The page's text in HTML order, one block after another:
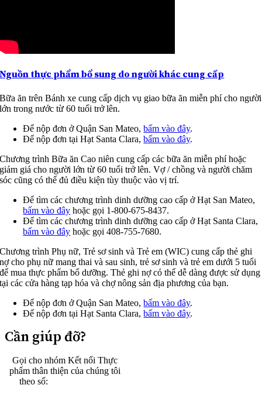
Nguồn thực phẩm bổ sung do người khác cung cấp
Bữa ăn trên Bánh xe cung cấp dịch vụ giao bữa ăn miễn phí cho người
lớn trong nước từ 60 tuổi trở lên.
Để nộp đơn ở Quận San Mateo,bấm vào đây.
Để nộp đơn tại Hạt Santa Clara,bấm vào đây.
Chương trình Bữa ăn Cao niên cung cấp các bữa ăn miễn phí hoặc
giảm giá cho người lớn từ 60 tuổi trở lên. Vợ / chồng và người chăm
sóc cũng có thể đủ điều kiện tùy thuộc vào vị trí.
Để tìm các chương trình dinh dưỡng cao cấp ở Hạt San Mateo,
bấm vào đây hoặc gọi 1-800-675-8437.
Để tìm các chương trình dinh dưỡng cao cấp ở Hạt Santa Clara,
bấm vào đây hoặc gọi 408-755-7680.
Chương trình Phụ nữ, Trẻ sơ sinh và Trẻ em (WIC) cung cấp thẻ ghi
nợ cho phụ nữ mang thai và sau sinh, trẻ sơ sinh và trẻ em dưới 5 tuổi
để mua thực phẩm bổ dưỡng. Thẻ ghi nợ có thể dễ dàng được sử dụng
tại các cửa hàng tạp hóa và chợ nông sản địa phương của bạn.
Để nộp đơn ở Quận San Mateo,bấm vào đây.
Để nộp đơn tại Hạt Santa Clara,bấm vào đây.
Cần giúp đỡ?
Gọi cho nhóm Kết nối Thực
phẩm thân thiện của chúng tôi
theo số: